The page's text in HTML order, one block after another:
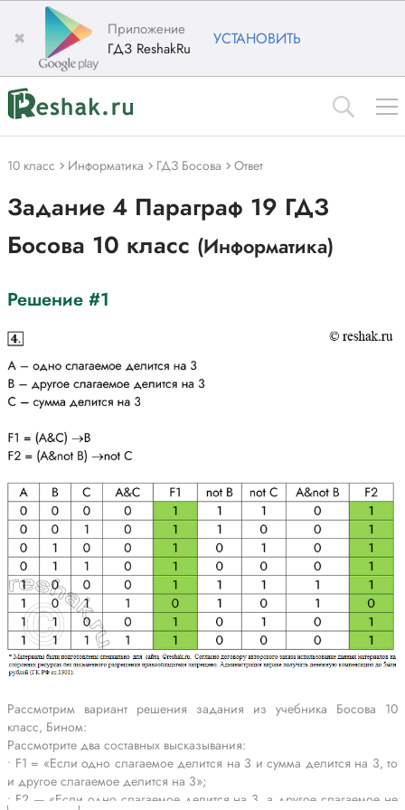
✖
Приложение
ГДЗ ReshakRu
УСТАНОВИТЬ
10 класс Информатика ГДЗ Босова Ответ
Задание 4 Параграф 19 ГДЗ
Босова 10 класс (Информатика)
Решение #1
Рассмотрим вариант решения задания из учебника Босова 10
класс, Бином:
Рассмотрите два составных высказывания:
• F1 = «Если одно слагаемое делится на 3 и сумма делится на 3, то
и другое слагаемое делится на 3»;
• F2 — «Если одно слагаемое делится на 3, а другое слагаемое не